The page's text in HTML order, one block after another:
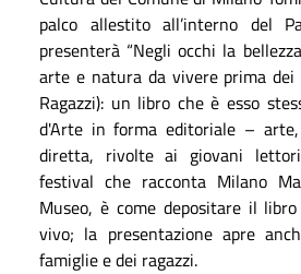
palco allestito all’interno del
presenterà “Negli occhi la
arte e natura da vivere prima dei
Ragazzi): un libro che è esso
d'Arte in forma editoriale –
diretta, rivolte ai giovani
festival che racconta Milano
Museo, è come depositare il
vivo; la presentazione apre
famiglie e dei ragazzi.